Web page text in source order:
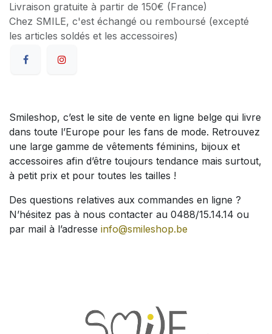
Livraison gratuite à partir de 150€ (France)
Chez SMILE, c'est échangé ou remboursé (excepté
les articles soldés et les accessoires)
Smileshop, c’est le site de vente en ligne belge qui livre
dans toute l’Europe pour les fans de mode. Retrouvez
une large gamme de vêtements féminins, bijoux et
accessoires afin d’être toujours tendance mais surtout,
à petit prix et pour toutes les tailles !
Des questions relatives aux commandes en ligne ?
N’hésitez pas à nous contacter au 0488/15.14.14 ou
par mail à l’adresse info@smileshop.be